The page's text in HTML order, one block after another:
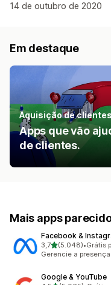
14 de outubro de 2020
Em destaque
Aquisição de clientes
Apps que vão
de clientes.
Mais apps
Facebook &
3,7de 5 estrelas
(5.048)
5048 avaliações ao
•Grátis
Gerencie a
Google & YouTube